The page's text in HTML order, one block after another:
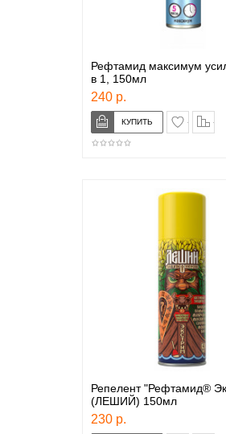
Рефтамид максимум
в 1, 150мл
240 р.
в
Репелент "Рефтамид®
(ЛЕШИЙ) 150мл
230 р.